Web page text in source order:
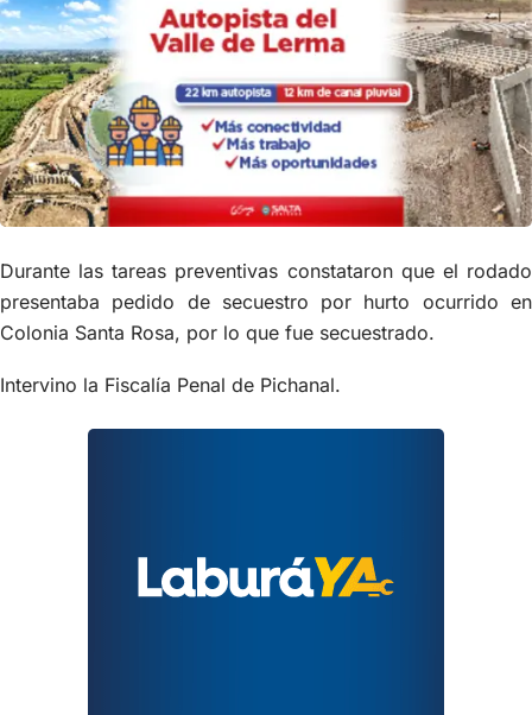
Durante las tareas preventivas constataron que el rodado
presentaba pedido de secuestro por hurto ocurrido en
Colonia Santa Rosa, por lo que fue secuestrado.
Intervino la Fiscalía Penal de Pichanal.